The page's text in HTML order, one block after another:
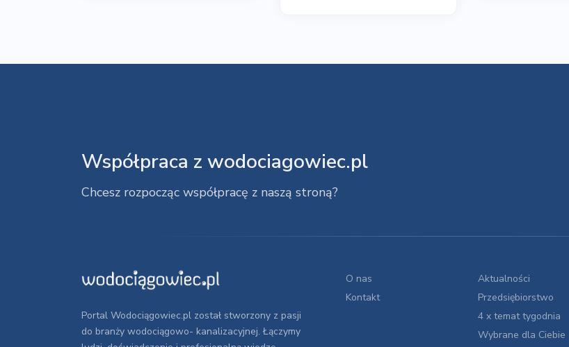
Współpraca z wodociagowiec.pl
Chcesz rozpocząc współpracę z naszą stroną?
Portal Wodociągowiec.pl został stworzony z pasji
do branży wodociągowo- kanalizacyjnej. Łączymy
O nas
Kontakt
Aktualności
Przedsiębiorstwo
4 x temat tygodnia
Wybrane dla Ciebie